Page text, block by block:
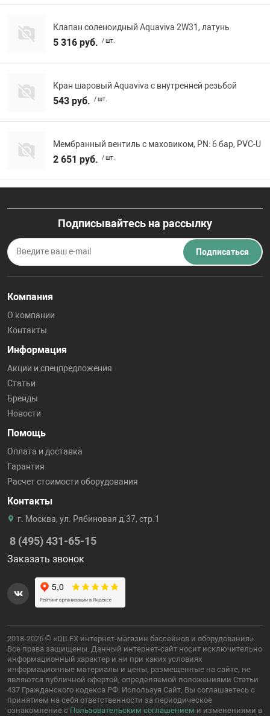
Клапан соленоидный Aquaviva 2W31, латунь
5 316 руб. / шт.
Кран шаровый Aquaviva с внутренней резьбой
543 руб. / шт.
Мембранный вентиль с маховиком, PN: 6 бар, PVC-U
2 651 руб. / шт.
Подписывайтесь на рассылку
Подписаться
Компания
О компании
Контакты
Информация
Акции и спецпредложения
Статьи
Бренды
Новости
Помощь
Оплата и доставка
Гарантия
Расчет стоимости оборудования
Контакты
г. Москва, ул. Рябиновая д.37, стр.1
8 (495) 431-65-15
Заказать звонок
2018-2026 © «DILEX интернет-магазин бассейнов и оборудования».
Все права защищены. Данный интернет-сайт носит исключительно
информационный характер и ни при каких условиях
информационные материалы и цены, размещенные на сайте, не
являются публичной офертой, определяемой положениями Статьи
437 Гражданского кодекса РФ. Используя Сайт, Вы соглашаетесь с
принятием на себя ответственности за периодическое
ознакомление с Пользовательским соглашением и изменениями в